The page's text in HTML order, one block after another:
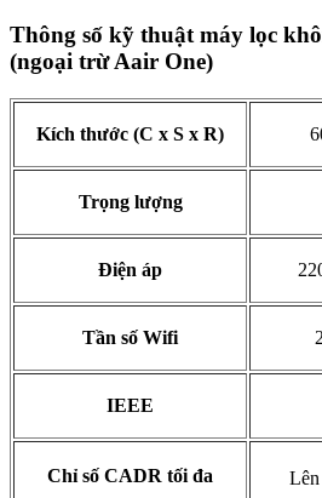
Thông số kỹ thuật máy lọc
(ngoại trừ Aair One)
Kích thước (C x S x R)
Trọng lượng
Điện áp
Tần số Wifi
IEEE
Chỉ số CADR tối đa